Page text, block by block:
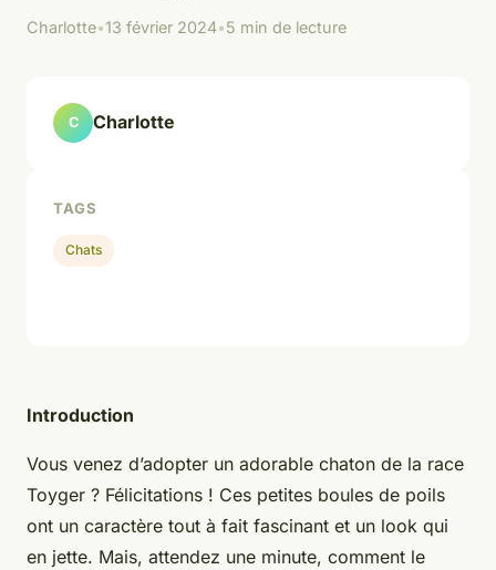
Charlotte•13 février 2024•5 min de lecture
Introduction
Vous venez d’adopter un adorable chaton de la race
Toyger ? Félicitations ! Ces petites boules de poils
ont un caractère tout à fait fascinant et un look qui
en jette. Mais, attendez une minute, comment le
C Charlotte
TAGS
Chats